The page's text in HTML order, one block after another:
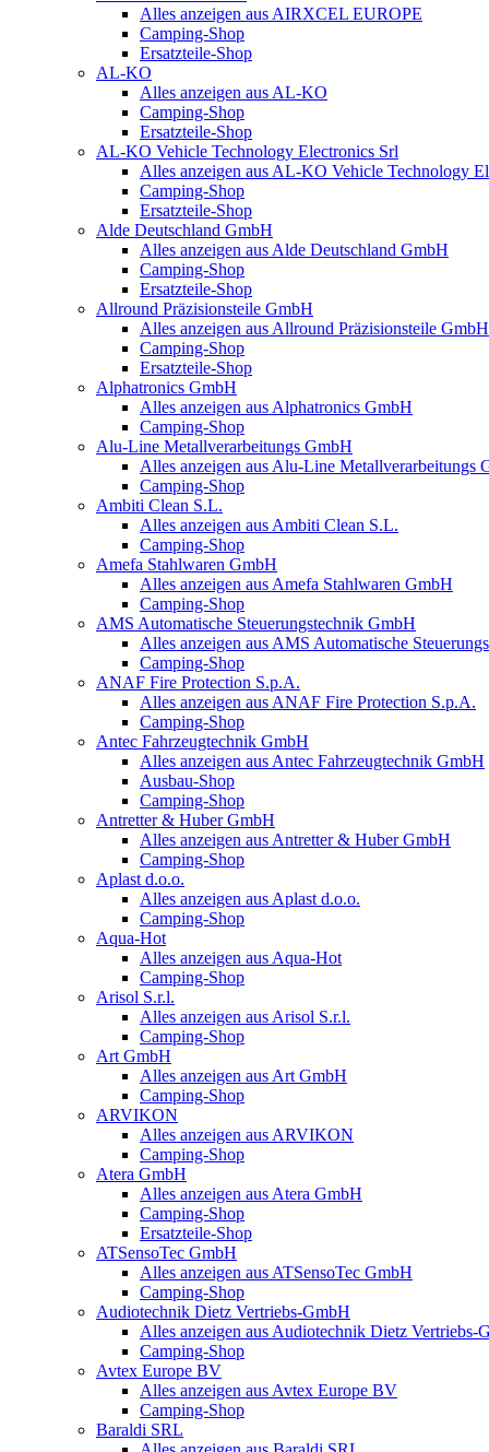
Alles anzeigen aus AIRXCEL EUROPE
Camping-Shop
Ersatzteile-Shop
AL-KO
Alles anzeigen aus AL-KO
Camping-Shop
Ersatzteile-Shop
AL-KO Vehicle Technology Electronics Srl
Alles anzeigen aus AL-KO Vehicle Technology
Camping-Shop
Ersatzteile-Shop
Alde Deutschland GmbH
Alles anzeigen aus Alde Deutschland GmbH
Camping-Shop
Ersatzteile-Shop
Allround Präzisionsteile GmbH
Alles anzeigen aus Allround Präzisionsteile GmbH
Camping-Shop
Ersatzteile-Shop
Alphatronics GmbH
Alles anzeigen aus Alphatronics GmbH
Camping-Shop
Alu-Line Metallverarbeitungs GmbH
Alles anzeigen aus Alu-Line Metallverarbeitungs
Camping-Shop
Ambiti Clean S.L.
Alles anzeigen aus Ambiti Clean S.L.
Camping-Shop
Amefa Stahlwaren GmbH
Alles anzeigen aus Amefa Stahlwaren GmbH
Camping-Shop
AMS Automatische Steuerungstechnik GmbH
Alles anzeigen aus AMS Automatische
Camping-Shop
ANAF Fire Protection S.p.A.
Alles anzeigen aus ANAF Fire Protection S.p.A.
Camping-Shop
Antec Fahrzeugtechnik GmbH
Alles anzeigen aus Antec Fahrzeugtechnik GmbH
Ausbau-Shop
Camping-Shop
Antretter & Huber GmbH
Alles anzeigen aus Antretter & Huber GmbH
Camping-Shop
Aplast d.o.o.
Alles anzeigen aus Aplast d.o.o.
Camping-Shop
Aqua-Hot
Alles anzeigen aus Aqua-Hot
Camping-Shop
Arisol S.r.l.
Alles anzeigen aus Arisol S.r.l.
Camping-Shop
Art GmbH
Alles anzeigen aus Art GmbH
Camping-Shop
ARVIKON
Alles anzeigen aus ARVIKON
Camping-Shop
Atera GmbH
Alles anzeigen aus Atera GmbH
Camping-Shop
Ersatzteile-Shop
ATSensoTec GmbH
Alles anzeigen aus ATSensoTec GmbH
Camping-Shop
Audiotechnik Dietz Vertriebs-GmbH
Alles anzeigen aus Audiotechnik Dietz Vertriebs-
Camping-Shop
Avtex Europe BV
Alles anzeigen aus Avtex Europe BV
Camping-Shop
Baraldi SRL